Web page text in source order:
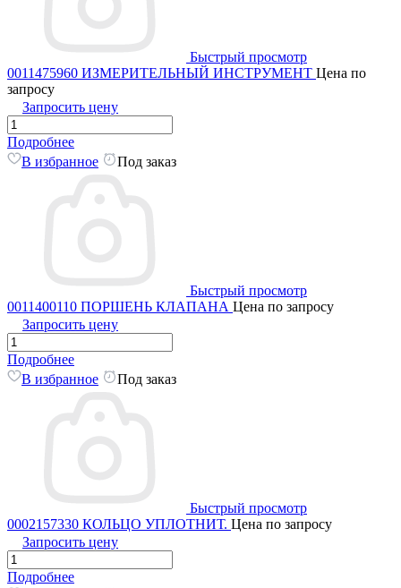
Быстрый просмотр
0011475960 ИЗМЕРИТЕЛЬНЫЙ ИНСТРУМЕНТ Цена по
запросу
Запросить цену
Подробнее
В избранное
Под заказ
Быстрый просмотр
0011400110 ПОРШЕНЬ КЛАПАНА Цена по запросу
Запросить цену
Подробнее
В избранное
Под заказ
Быстрый просмотр
0002157330 КОЛЬЦО УПЛОТНИТ. Цена по запросу
Запросить цену
Подробнее